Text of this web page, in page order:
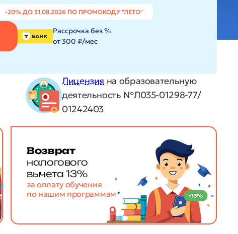
-20% ДО 31.08.2026 ПО ПРОМОКОДУ "ЛЕТО"
Рассрочка без %
от 300 ₽/мес
Лицензия на образовательную
деятельность №Л035-01298-77/
01242403
Возврат
налогового
вычета 13%
за оплату обучения
по нашим программам